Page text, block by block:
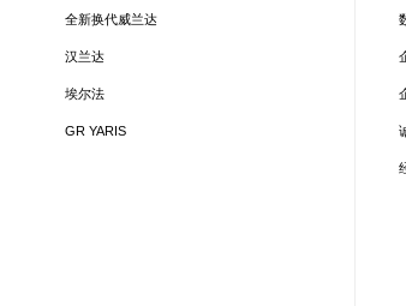
全新换代威兰达
汉兰达
埃尔法
GR YARIS